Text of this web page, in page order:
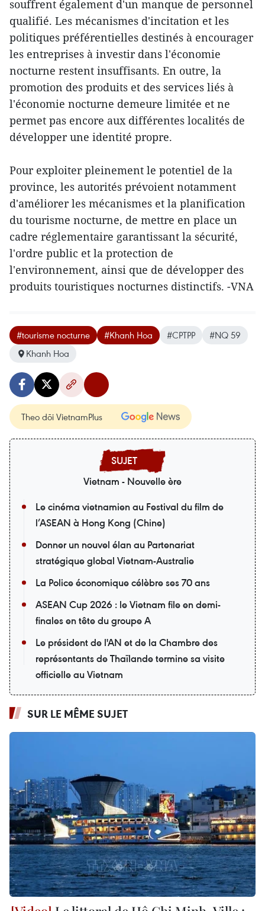
souffrent également d'un manque de personnel
qualifié. Les mécanismes d'incitation et les
politiques préférentielles destinés à encourager
les entreprises à investir dans l'économie
nocturne restent insuffisants. En outre, la
promotion des produits et des services liés à
l'économie nocturne demeure limitée et ne
permet pas encore aux différentes localités de
développer une identité propre.
Pour exploiter pleinement le potentiel de la
province, les autorités prévoient notamment
d'améliorer les mécanismes et la planification
du tourisme nocturne, de mettre en place un
cadre réglementaire garantissant la sécurité,
l'ordre public et la protection de
l'environnement, ainsi que de développer des
produits touristiques nocturnes distinctifs. -VNA
#tourisme nocturne #Khanh Hoa #CPTPP
#NQ 59
Khanh Hoa
Theo dõi VietnamPlus
Vietnam - Nouvelle ère
Le cinéma vietnamien au Festival du film de
l’ASEAN à Hong Kong (Chine)
Donner un nouvel élan au Partenariat
stratégique global Vietnam-Australie
La Police économique célèbre ses 70 ans
ASEAN Cup 2026 : le Vietnam file en demi-
finales en tête du groupe A
Le président de l'AN et de la Chambre des
représentants de Thaïlande termine sa visite
officielle au Vietnam
SUR LE MÊME SUJET